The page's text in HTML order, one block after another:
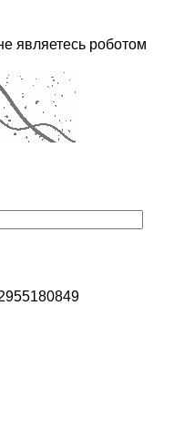
являетесь роботом